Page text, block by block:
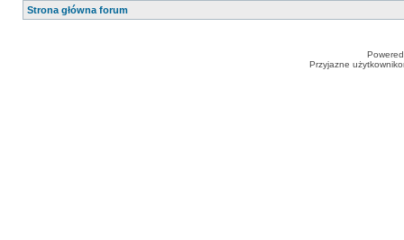
Strona główna forum
Przyjazne